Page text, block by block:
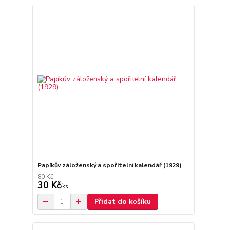
Papíkův záloženský a spořitelní kalendář (1929)
80 Kč
30 Kč/ks
Přidat do košíku